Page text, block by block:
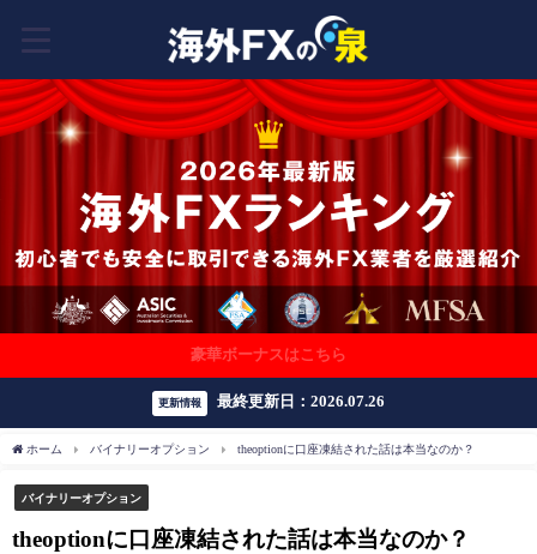
豪華ボーナスはこちら
更新情報 最終更新日：2026.07.26
ホーム バイナリーオプション theoptionに口座凍結された話は本当なのか？
バイナリーオプション
theoptionに口座凍結された話は本当なのか？